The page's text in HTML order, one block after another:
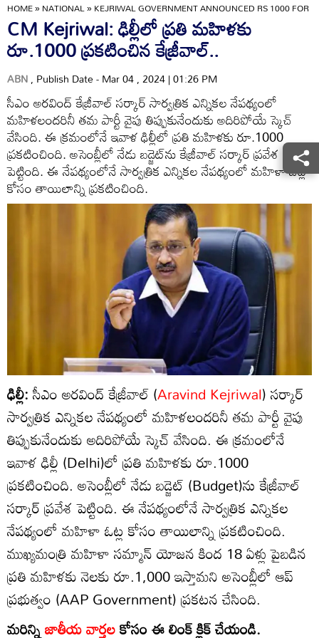
HOME»NATIONAL»KEJRIWAL GOVERNMENT ANNOUNCED RS 1000 FOR
CM Kejriwal: ఢిల్లీలో ప్రతి మహిళకు
రూ.1000 ప్రకటించిన కేజ్రీవాల్..
ABN, Publish Date - Mar 04 , 2024 | 01:26 PM
సీఎం అరవింద్ కేజ్రీవాల్ సర్కార్ సార్వత్రిక ఎన్నికల నేపథ్యంలో
మహిళలందరినీ తమ పార్టీ వైపు తిప్పుకునేందుకు అదిరిపోయే స్కెచ్
వేసింది. ఈ క్రమంలోనే ఇవాళ ఢిల్లీలో ప్రతి మహిళకు రూ.1000
ప్రకటించింది. అసెంబ్లీలో నేడు బడ్జెట్‌ను కేజ్రీవాల్ సర్కార్ ప్రవేశ
పెట్టింది. ఈ నేపథ్యంలోనే సార్వత్రిక ఎన్నికల నేపథ్యంలో మహిళా ఓట్ల
కోసం తాయిలాన్ని ప్రకటించింది.
ఢిల్లీ:సీఎం అరవింద్ కేజ్రీవాల్ (Aravind Kejriwal) సర్కార్
సార్వత్రిక ఎన్నికల నేపథ్యంలో మహిళలందరినీ తమ పార్టీ వైపు
తిప్పుకునేందుకు అదిరిపోయే స్కెచ్ వేసింది. ఈ క్రమంలోనే
ఇవాళ ఢిల్లీ (Delhi)లో ప్రతి మహిళకు రూ.1000
ప్రకటించింది. అసెంబ్లీలో నేడు బడ్జెట్‌ (Budget)ను కేజ్రీవాల్
సర్కార్ ప్రవేశ పెట్టింది. ఈ నేపథ్యంలోనే సార్వత్రిక ఎన్నికల
నేపథ్యంలో మహిళా ఓట్ల కోసం తాయిలాన్ని ప్రకటించింది.
ముఖ్యమంత్రి మహిళా సమ్మాన్ యోజన కింద 18 ఏళ్లు పైబడిన
ప్రతి మహిళకు నెలకు రూ.1,000 ఇస్తామని అసెంబ్లీలో ఆప్
ప్రభుత్వం (AAP Government) ప్రకటన చేసింది.
మరిన్నిజాతీయ వార్తలకోసం ఈ లింక్ క్లిక్ చేయండి.